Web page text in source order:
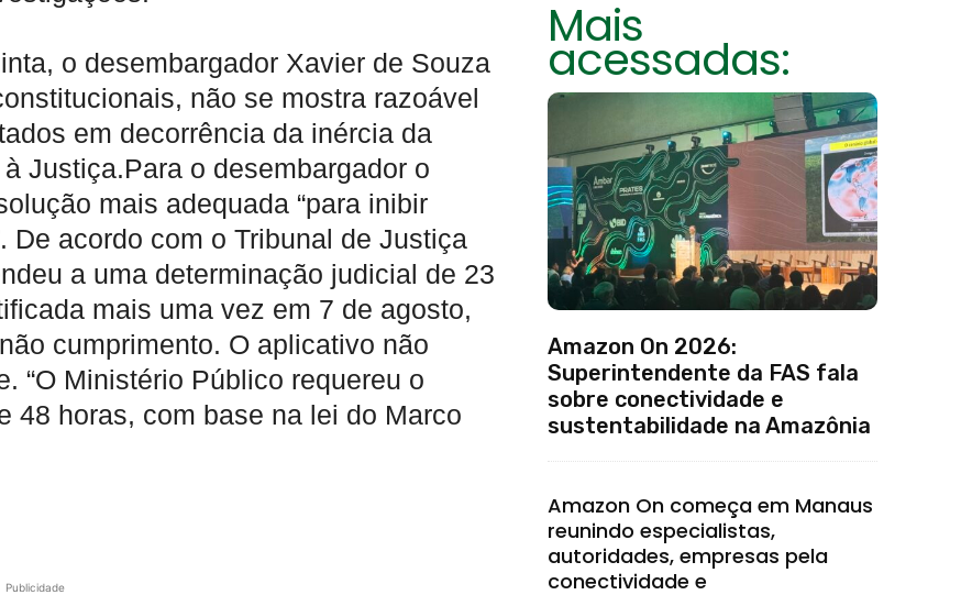
o desembargador Xavier de Souza
não se mostra razoável
em decorrência da inércia da
Justiça.Para o desembargador o
mais adequada “para inibir
De acordo com o Tribunal de Justiça
a uma determinação judicial de 23
mais uma vez em 7 de agosto,
cumprimento. O aplicativo não
“O Ministério Público requereu o
48 horas, com base na lei do Marco
Publicidade
Mais
acessadas:
Amazon On 2026:
Superintendente da FAS fala
sobre conectividade e
sustentabilidade na Amazônia
Amazon On começa em Manaus
reunindo especialistas,
autoridades, empresas pela
conectividade e